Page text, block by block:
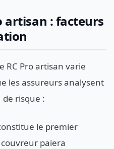
artisan : facteurs
RC Pro artisan varie
les assureurs analysent
risque :
le premier
paiera